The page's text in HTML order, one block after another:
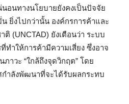
อนทางนโยบายยังคงเป็นปัจจัย
ยิ่งไปกว่านั้น องค์กรการค้าและ
(UNCTAD) ยังเตือนว่า ระบบ
ทำให้การค้ามีความเสี่ยง ซึ่งอาจ
าวะ “ใกล้ถึงจุดวิกฤต” โดย
กำลังพัฒนาที่จะได้รับผลกระทบ